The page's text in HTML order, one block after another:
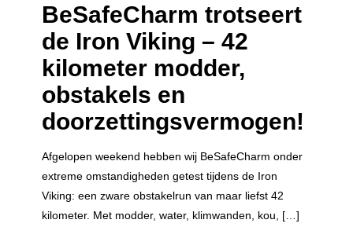
BeSafeCharm trotseert
de Iron Viking – 42
kilometer modder,
obstakels en
doorzettingsvermogen!
Afgelopen weekend hebben wij BeSafeCharm onder
extreme omstandigheden getest tijdens de Iron
Viking: een zware obstakelrun van maar liefst 42
kilometer. Met modder, water, klimwanden, kou,
[…]